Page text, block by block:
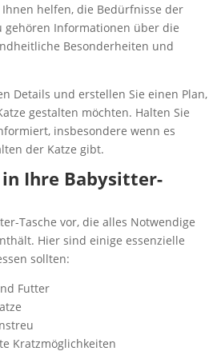
helfen, die Bedürfnisse der
gehören Informationen über die
Besonderheiten und
Details und erstellen Sie einen Plan,
gestalten möchten. Halten Sie
insbesondere wenn es
der Katze gibt.
in Ihre Babysitter-
Tasche vor, die alles Notwendige
Hier sind einige essenzielle
sollten:
Futter
Kratzmöglichkeiten